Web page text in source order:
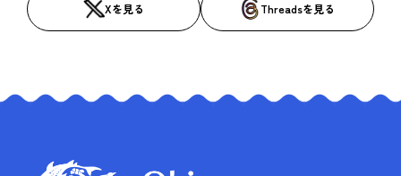
Xを見る Threadsを見る